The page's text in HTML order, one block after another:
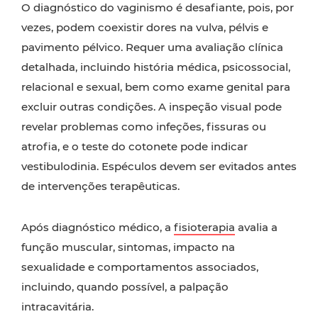
O diagnóstico do vaginismo é desafiante, pois, por
vezes, podem coexistir dores na vulva, pélvis e
pavimento pélvico. Requer uma avaliação clínica
detalhada, incluindo história médica, psicossocial,
relacional e sexual, bem como exame genital para
excluir outras condições. A inspeção visual pode
revelar problemas como infeções, fissuras ou
atrofia, e o teste do cotonete pode indicar
vestibulodinia. Espéculos devem ser evitados antes
de intervenções terapêuticas.
Após diagnóstico médico, a fisioterapia avalia a
função muscular, sintomas, impacto na
sexualidade e comportamentos associados,
incluindo, quando possível, a palpação
intracavitária.